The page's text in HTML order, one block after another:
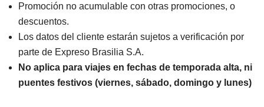
Promoción no acumulable con otras promociones, o
descuentos.
Los datos del cliente estarán sujetos a verificación por
parte de Expreso Brasilia S.A.
No aplica para viajes en fechas de temporada alta, ni
puentes festivos (viernes, sábado, domingo y lunes)